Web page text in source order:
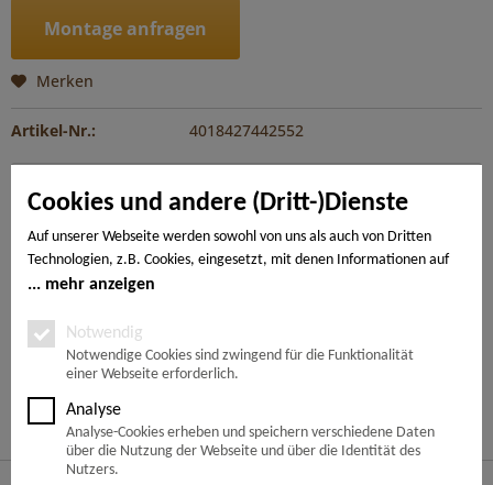
Cookies und andere (Dritt-)Dienste
Auf unserer Webseite werden sowohl von uns als auch von Dritten
Technologien, z.B. Cookies, eingesetzt, mit denen Informationen auf
Ihrem Endgerät gespeichert und/oder von Ihrem Endgerät abgerufen
Notwendige Cookies, Analyse-, Marketing- und Statistik-Cookies. Bei
den notwendigen Cookies handelt es sich um solche, die technisch
notwendig sind, um den von Ihnen gewünschten Dienst
bereitzustellen, die übrigen Cookies werden nur auf Grund einer von
Ihnen erteilten Einwilligung gesetzt. Die Einwilligung ist freiwillig.
Personen, die das 16. Lebensjahr noch nicht vollendet haben,
benötigen die Zustimmung der Sorgeberechtigten. Sie können Ihre
mehr anzeigen
Notwendig
Notwendige Cookies sind zwingend für die Funktionalität
einer Webseite erforderlich.
Analyse
Analyse-Cookies erheben und speichern verschiedene Daten
über die Nutzung der Webseite und über die Identität des
Nutzers.
Montage anfragen
Merken
Artikel-Nr.: 4018427442552
Jetzt wurde die TRITTY 100 um einen weiteren Aspekt
erweitert: Mit einer gemischten Verlegung...mehr
Ähnliche Artikel
Kunden haben sich ebenfalls angesehen